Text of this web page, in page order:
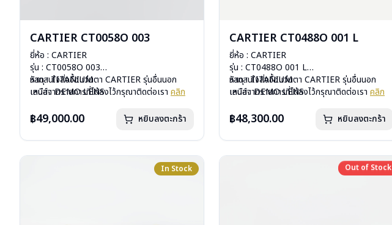
CARTIER CT0058O 003
ยี่ห้อ : CARTIER
รุ่น : CT0058O 003
วัสดุ : TITANIUM
เลนส์ : DEMO LENS
น้ำหนัก : 22 กรัม
การรับประกัน : 1 ปี
หากสนใจสั่งชื้อแว่นตา CARTIER รุ่นอื่นนอก
เหนือจากรายการที่ได้ลงไว้กรุณาติดต่อเรา คลิก
฿49,000.00 หยิบลงตะกร้า
CARTIER CT0488O 001 L
ยี่ห้อ : CARTIER
รุ่น : CT0488O 001 L
วัสดุ : TITANIUM
เลนส์ : DEMO LENS
น้ำหนัก : 22 กรัม
การรับประกัน : 1 ปี
หากสนใจสั่งชื้อแว่นตา CARTIER รุ่นอื่นนอก
เหนือจากรายการที่ได้ลงไว้กรุณาติดต่อเรา คลิก
฿48,300.00 หยิบลงตะกร้า
In Stock Out of Stock
Out of Stock